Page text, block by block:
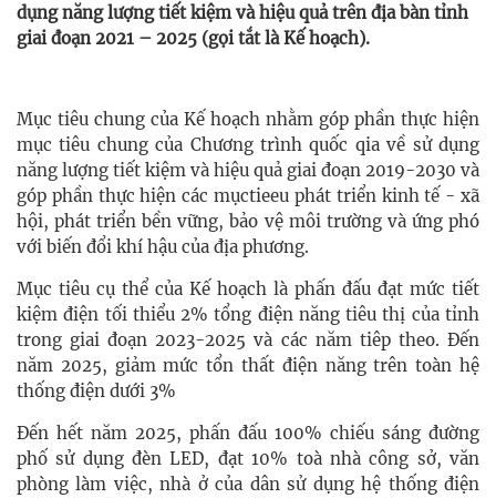
dụng năng lượng tiết kiệm và hiệu quả trên địa bàn tỉnh
giai đoạn 2021 – 2025 (gọi tắt là Kế hoạch).
Mục tiêu chung của Kế hoạch nhằm góp phần thực hiện
mục tiêu chung của Chương trình quốc qia về sử dụng
năng lượng tiết kiệm và hiệu quả giai đoạn 2019-2030 và
góp phần thực hiện các mụctieeu phát triển kinh tế - xã
hội, phát triển bền vững, bảo vệ môi trường và ứng phó
với biến đổi khí hậu của địa phương.
Mục tiêu cụ thể của Kế hoạch là phấn đấu đạt mức tiết
kiệm điện tối thiểu 2% tổng điện năng tiêu thị của tỉnh
trong giai đoạn 2023-2025 và các năm tiêp theo. Đến
năm 2025, giảm mức tổn thất điện năng trên toàn hệ
thống điện dưới 3%
Đến hết năm 2025, phấn đấu 100% chiếu sáng đường
phố sử dụng đèn LED, đạt 10% toà nhà công sở, văn
phòng làm việc, nhà ở của dân sử dụng hệ thống điện